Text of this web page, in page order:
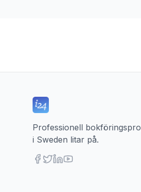
Professionell
i Sweden litar på.